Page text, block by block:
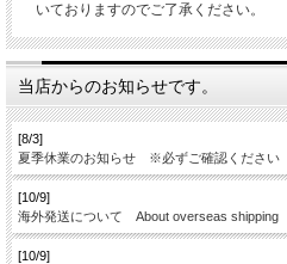
いておりますのでご了承ください。
当店からのお知らせです。
[8/3]
夏季休業のお知らせ ※必ずご確認ください
[10/9]
海外発送について About overseas shipping
[10/9]